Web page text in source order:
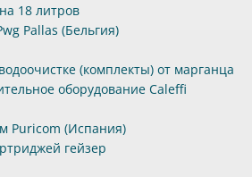
18 литров
Pallas (Бельгия)
(комплекты) от марганца
оборудование Caleffi
Puricom (Испания)
гейзер